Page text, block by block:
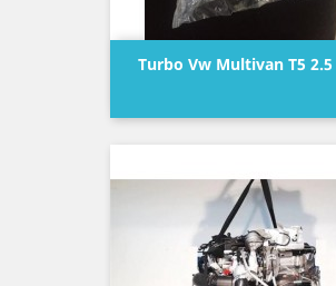
Turbo Vw Multivan T5 2.5